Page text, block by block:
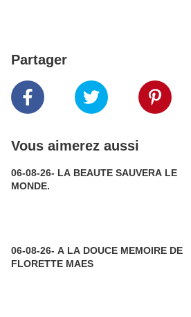
Partager
Vous aimerez aussi
06-08-26- LA BEAUTE SAUVERA LE
MONDE.
06-08-26- A LA DOUCE MEMOIRE DE
FLORETTE MAES